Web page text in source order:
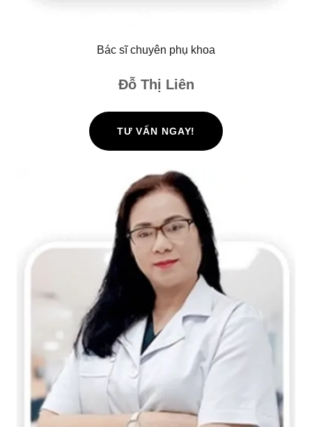
Bác sĩ chuyên phụ khoa
Đỗ Thị Liên
TƯ VẤN NGAY!